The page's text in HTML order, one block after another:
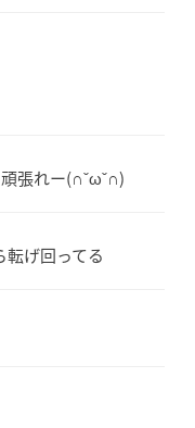
張れー(∩ˇωˇ∩)
げ回ってる